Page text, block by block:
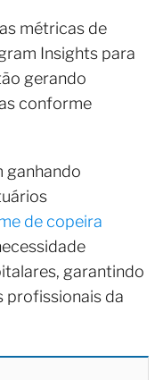
métricas de
Insights para
gerando
conforme
ganhando
de copeira
garantindo
profissionais da